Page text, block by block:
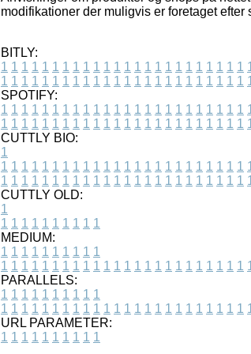
modifikationer der muligvis er foretaget
BITLY:
1 1 1 1 1 1 1 1 1 1 1 1 1 1 1 1 1 1 1 1 1 1 1 1
1 1 1 1 1 1 1 1 1 1 1 1 1 1 1 1 1 1 1 1 1 1 1 1
SPOTIFY:
1 1 1 1 1 1 1 1 1 1 1 1 1 1 1 1 1 1 1 1 1 1 1 1
1 1 1 1 1 1 1 1 1 1 1 1 1 1 1 1 1 1 1 1 1 1 1 1
CUTTLY BIO:
1
1 1 1 1 1 1 1 1 1 1 1 1 1 1 1 1 1 1 1 1 1 1 1 1
1 1 1 1 1 1 1 1 1 1 1 1 1 1 1 1 1 1 1 1 1 1 1 1
CUTTLY OLD:
1
1 1 1 1 1 1 1 1 1 1
MEDIUM:
1 1 1 1 1 1 1 1 1 1
1 1 1 1 1 1 1 1 1 1 1 1 1 1 1 1 1 1 1 1 1 1 1 1
PARALLELS:
1 1 1 1 1 1 1 1 1 1
1 1 1 1 1 1 1 1 1 1 1 1 1 1 1 1 1 1 1 1 1 1 1 1
URL PARAMETER:
1 1 1 1 1 1 1 1 1 1